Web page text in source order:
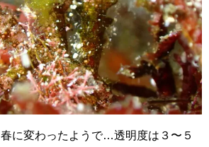
に変わったようで…透明度は３〜５